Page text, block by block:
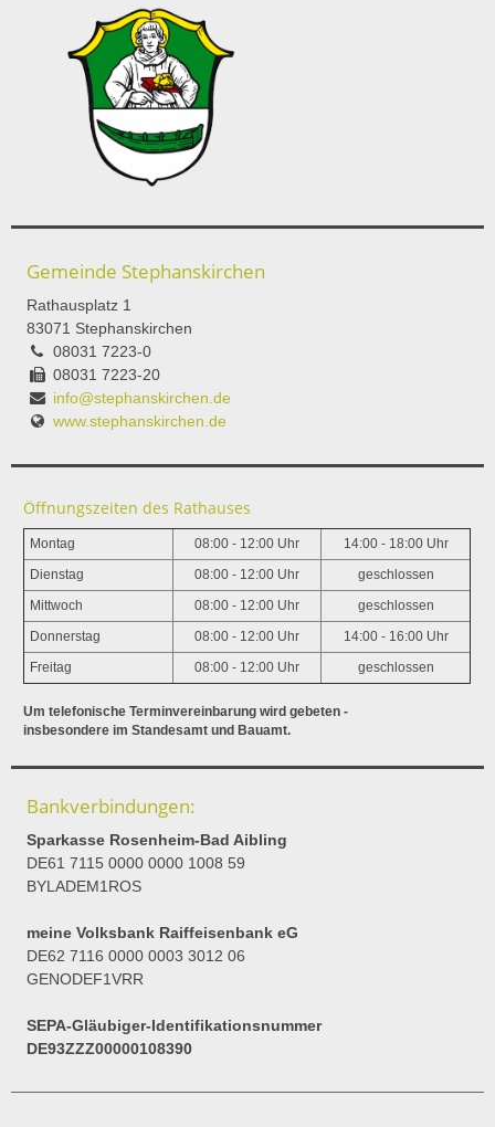
Gemeinde Stephanskirchen
Rathausplatz 1
83071 Stephanskirchen
08031 7223-0
08031 7223-20
info@stephanskirchen.de
www.stephanskirchen.de
Öffnungszeiten des Rathauses
Montag 08:00 - 12:00 Uhr 14:00 - 18:00 Uhr
Dienstag 08:00 - 12:00 Uhr geschlossen
Mittwoch 08:00 - 12:00 Uhr geschlossen
Donnerstag 08:00 - 12:00 Uhr 14:00 - 16:00 Uhr
Freitag 08:00 - 12:00 Uhr geschlossen
Um telefonische Terminvereinbarung wird gebeten -
insbesondere im Standesamt und Bauamt.
Bankverbindungen:
Sparkasse Rosenheim-Bad Aibling
DE61 7115 0000 0000 1008 59
BYLADEM1ROS
meine Volksbank Raiffeisenbank eG
DE62 7116 0000 0003 3012 06
GENODEF1VRR
SEPA-Gläubiger-Identifikationsnummer
DE93ZZZ00000108390